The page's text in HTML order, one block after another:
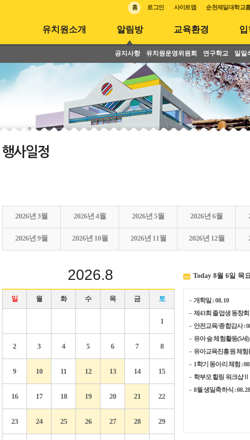
유치원소개 알림방
공지사항 유치원운영위원회 연구학교 일일
교육환경 입
홈 로그인 사이트맵 순천제일대학교
행사일정
2026년 3월 2026년 4월 2026년 5월 2026년 6월
2026년 9월 2026년 10월 2026년 11월 2026년 12월
2026.8
일 월 화 수 목 금 토
1
2 3 4 5 6 7 8
9 10 11 12 13 14 15
16 17 18 19 20 21 22
23 24 25 26 27 28 29
Today 8월 6일 목
개학일 : 08. 10
제43회 졸업생 동창회
안전교육/종합감사 :
유아 숲 체험활동(5세)
유아교육진흥원 체험
1학기 동아리 체험 :
학부모 힐링 워크샵Ⅱ
8월 생일축하식 : 08. 28